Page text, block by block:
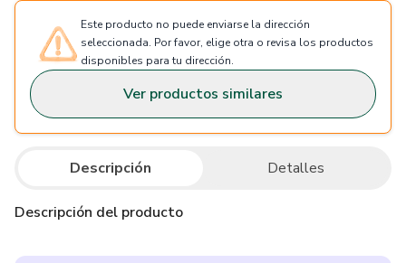
Este producto no puede enviarse la dirección
seleccionada. Por favor, elige otra o revisa los productos
disponibles para tu dirección.
Ver productos similares
Descripción Detalles
Descripción del producto